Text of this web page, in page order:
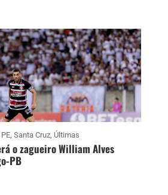
PE, Santa Cruz, Últimas
o zagueiro William Alves
PB